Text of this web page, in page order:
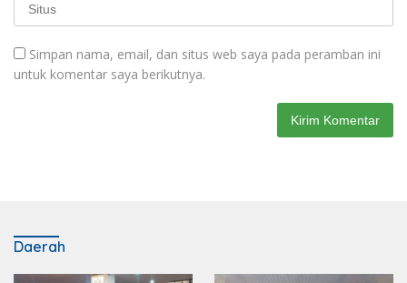
Simpan nama, email, dan situs web saya pada peramban ini
untuk komentar saya berikutnya.
Daerah